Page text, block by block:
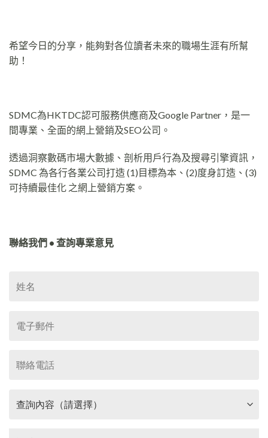
希望今日的分享，能夠對各位讀者未來的職場生涯有所幫
助！
SDMC為HKTDC認可服務供應商及Google Partner，是一
間專業、全面的網上營銷及SEO公司。
透過洞察數碼市場大數據、剖析用戶行為及搜尋引擎資訊，
SDMC 為各行各業公司打造 (1)目標為本、(2)度身訂造、(3)
可持續最佳化 之網上營銷方案。
聯絡我們 • 查詢專業意見